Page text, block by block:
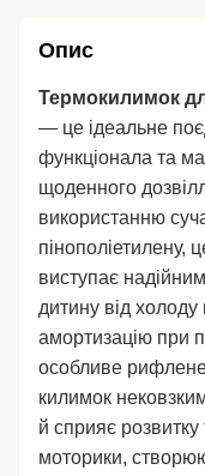
Опис
Термокилимок
— це ідеальне
функціонала та
щоденного
використанню
пінополіетилену,
виступає
дитину від холоду
амортизацію при
особливе рифлене
килимок
й сприяє розвитку
моторики,